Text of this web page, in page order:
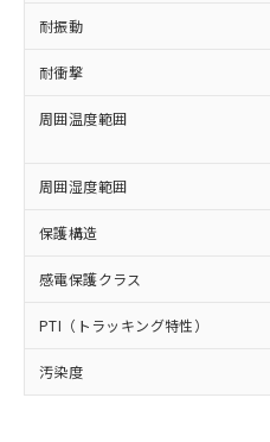
耐振動
耐衝撃
周囲温度範囲
周囲湿度範囲
保護構造
感電保護クラス
PTI（トラッキング特性）
汚染度
正式な納期状
様のお取引先
ムロン制御機
オムロン制御
販売ネッ
在庫状況およ
示しないようお
マイパーツ機能
ビス）をご利用
メンバーズにご
お客様が当ウ
登録された部品
ルベンジル（BBP）
（DBP） 1000ppm以下、
但し、RoHS指令で産業用
フタル酸エステル類の４物
図的な使用がないことを確
部品在庫の切り替え
月が前後することが
※3 非含有証明書
DBP(フタル酸ジブチル) :
イソブチル) : 1000ppm、
「ｅ」：有害物質（
準値以下であること
「10」：通常の使用
質が外部に漏えいし、
及ぼさない年数を意
「－」：未確認です。
全に破砕する
いよう必要な
当社は貴社製品
ル、化学兵器
武器並びにこ
当社は、貴社
場合は、上記1
該第三者に通
販売先および
法に輸出するお
－
在庫なし(
いては、
たはお客
機器販売
空
受注生産機
情報を公